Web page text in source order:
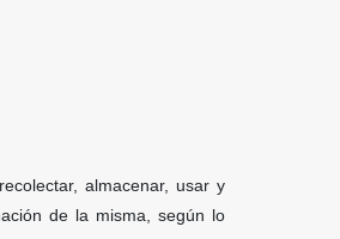
almacenar, usar y
de la misma, según lo